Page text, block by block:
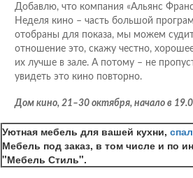
Добавлю, что компания «Альянс
Неделя кино – часть большой
отобраны для показа, мы можем
отношение это, скажу честно,
их лучше в зале. А потому – не
увидеть это кино повторно.
Дом кино, 21–30 октября, начало в
Уютная мебель для вашей кухни,
Мебель под заказ, в том числе и по
"Мебель Стиль".